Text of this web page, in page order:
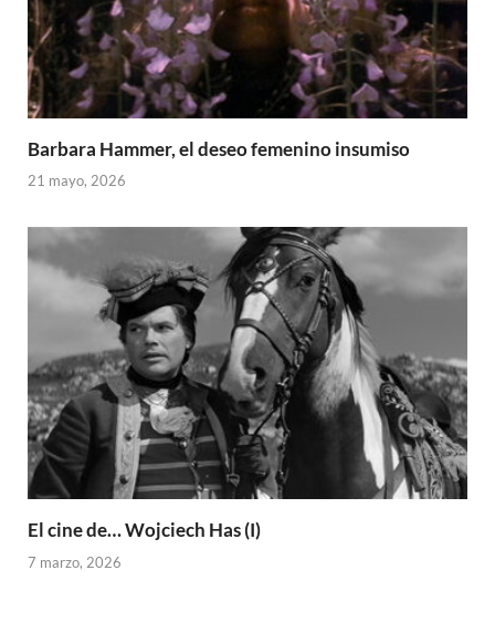
Barbara Hammer, el deseo femenino insumiso
21 mayo, 2026
El cine de… Wojciech Has (I)
7 marzo, 2026